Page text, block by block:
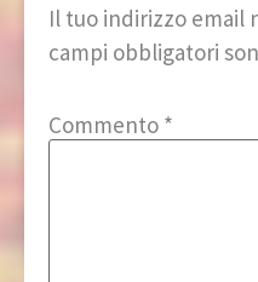
Il tuo indirizzo email
campi obbligatori
Commento *